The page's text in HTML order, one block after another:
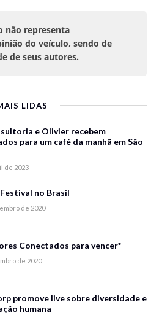
não representa
do veículo, sendo de
de seus autores.
LIDAS
e Olivier recebem
para um café da manhã em São
de 2023
no Brasil
de 2020
Conectados para vencer*
de 2020
promove live sobre diversidade e
humana